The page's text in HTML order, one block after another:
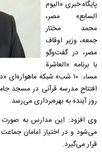
پایگاه خبری «الیوم
السابع» مصر،
محمد مختار
جمعه، وزیر اوقاف
مصر، در گفت‌‌وگو
با برنامه «العاشرة
مساء: ۱۰ شب» شبکه ماهواره‌ای «دریم» این کشور گفت:
افتتاح مدرسه قرآنی در مسجد
روز آینده به بهره‌برداری می‌رسد.
وی افزود: این مدارس به صورت
می‌شود و در اختیار امامان
قرار می‌گیرد.